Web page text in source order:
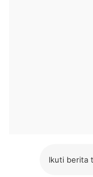
Ikuti berita